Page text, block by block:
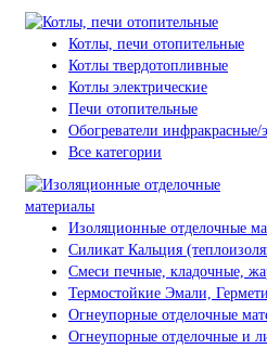
Котлы, печи отопительные
Котлы твердотопливные
Котлы электрические
Печи отопительные
Обогреватели инфракрасные/
Все категории
Изоляционные отделочные
Силикат Кальция
Смеси печные, кладочные,
Термостойкие Эмали,
Огнеупорные отделочные
Огнеупорные отделочные и